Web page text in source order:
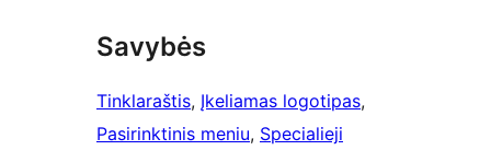
Savybės
Tinklaraštis, Įkeliamas logotipas
Pasirinktinis meniu, Specialieji